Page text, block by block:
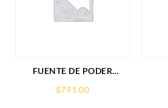
FUENTE DE PODER
REGULADA,12V,10
$791.00